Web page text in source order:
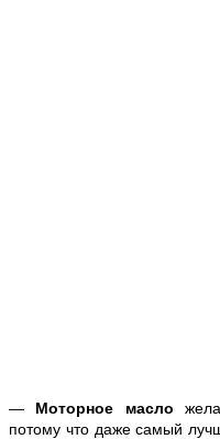
— Моторное масло
потому что даже самый